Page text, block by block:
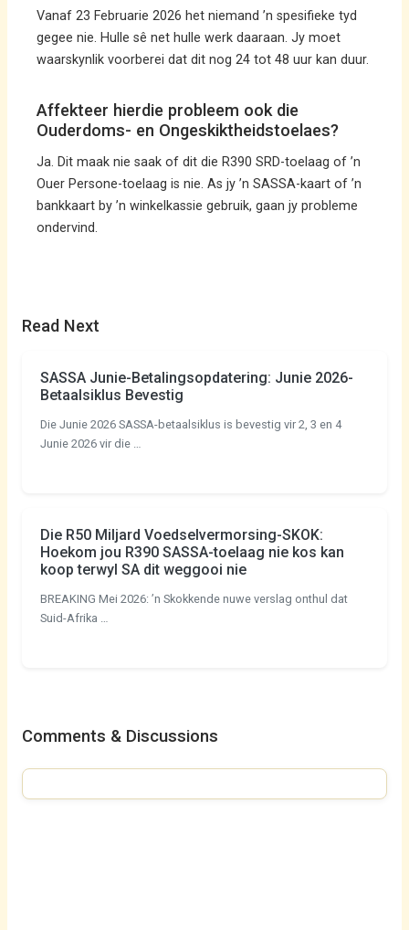
Vanaf 23 Februarie 2026 het niemand ’n spesifieke tyd
gegee nie. Hulle sê net hulle werk daaraan. Jy moet
waarskynlik voorberei dat dit nog 24 tot 48 uur kan duur.
Affekteer hierdie probleem ook die
Ouderdoms- en Ongeskiktheidstoelaes?
Ja. Dit maak nie saak of dit die R390 SRD-toelaag of ’n
Ouer Persone-toelaag is nie. As jy ’n SASSA-kaart of ’n
bankkaart by ’n winkelkassie gebruik, gaan jy probleme
ondervind.
Read Next
SASSA Junie-Betalingsopdatering: Junie 2026-
Betaalsiklus Bevestig
Die Junie 2026 SASSA-betaalsiklus is bevestig vir 2, 3 en 4
Junie 2026 vir die …
Die R50 Miljard Voedselvermorsing-SKOK:
Hoekom jou R390 SASSA-toelaag nie kos kan
koop terwyl SA dit weggooi nie
BREAKING Mei 2026: ’n Skokkende nuwe verslag onthul dat
Suid-Afrika …
Comments & Discussions